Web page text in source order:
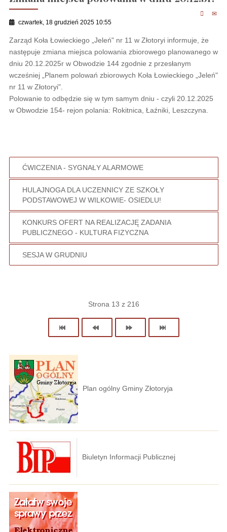
czwartek, 18 grudzień 2025 10:55
Zarząd Koła Łowieckiego „Jeleń" nr 11 w Złotoryi informuje, że
następuje zmiana miejsca polowania zbiorowego planowanego w
dniu 20.12.2025r w Obwodzie 144 zgodnie z przesłanym
wcześniej „Planem polowań zbiorowych Koła Łowieckiego „Jeleń"
nr 11 w Złotoryi".
Polowanie to odbędzie się w tym samym dniu - czyli 20.12.2025
w Obwodzie 154- rejon polania: Rokitnica, Łaźniki, Leszczyna.
ĆWICZENIA - SYGNAŁY ALARMOWE
HULAJNOGA DLA UCZENNICY ZE SZKOŁY
PODSTAWOWEJ W WILKOWIE- OSIEDLU!
KONKURS OFERT NA REALIZACJĘ ZADANIA
PUBLICZNEGO - KULTURA FIZYCZNA
SESJA W GRUDNIU
Strona 13 z 216
Plan ogólny Gminy Złotoryja
Biuletyn Informacji Publicznej